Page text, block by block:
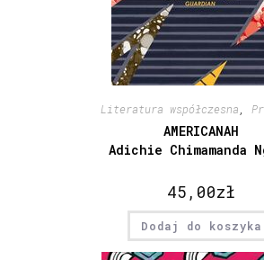
Literatura współczesna
AMERICANAH
Adichie Chimamanda
45,00zł
Dodaj do koszyka